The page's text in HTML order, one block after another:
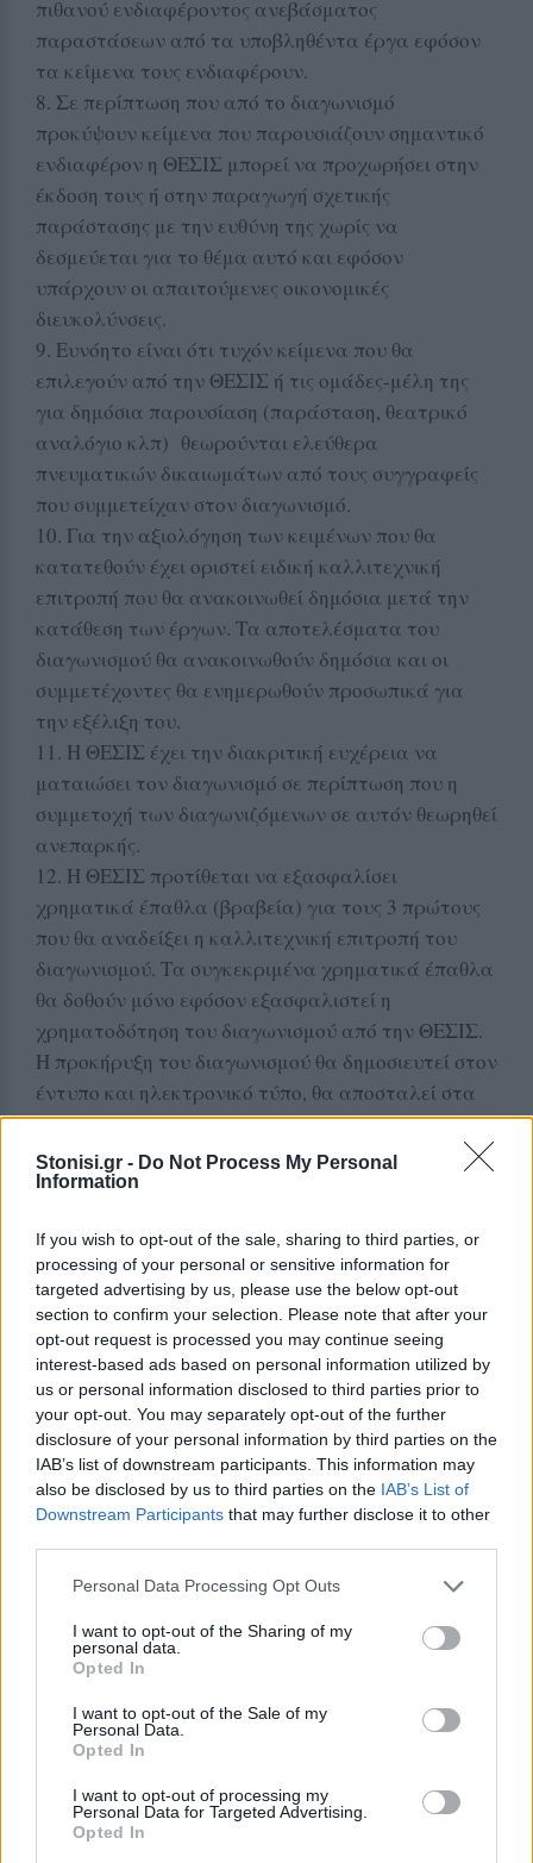
Stonisi.gr - Do Not Process My Personal
Information
If you wish to opt-out of the sale, sharing to third parties, or
processing of your personal or sensitive information for
targeted advertising by us, please use the below opt-out
section to confirm your selection. Please note that after your
opt-out request is processed you may continue seeing
interest-based ads based on personal information utilized by
us or personal information disclosed to third parties prior to
your opt-out. You may separately opt-out of the further
disclosure of your personal information by third parties on the
IAB’s list of downstream participants. This information may
also be disclosed by us to third parties on the IAB’s List of
Downstream Participants that may further disclose it to other
Personal Data Processing Opt Outs
I want to opt-out of the Sharing of my
personal data.
Opted In
I want to opt-out of the Sale of my
Personal Data.
Opted In
I want to opt-out of processing my
Personal Data for Targeted Advertising.
Opted In
πιθανού ενδιαφέροντος ανεβάσματος
παραστάσεων από τα υποβληθέντα έργα εφόσον
τα κείμενα τους ενδιαφέρουν.
8. Σε περίπτωση που από το διαγωνισμό
προκύψουν κείμενα που παρουσιάζουν σημαντικό
ενδιαφέρον η ΘΕΣΙΣ μπορεί να προχωρήσει στην
έκδοση τους ή στην παραγωγή σχετικής
παράστασης με την ευθύνη της χωρίς να
δεσμεύεται για το θέμα αυτό και εφόσον
υπάρχουν οι απαιτούμενες οικονομικές
διευκολύνσεις.
9. Ευνόητο είναι ότι τυχόν κείμενα που θα
επιλεγούν από την ΘΕΣΙΣ ή τις ομάδες-μέλη της
για δημόσια παρουσίαση (παράσταση, θεατρικό
αναλόγιο κλπ) θεωρούνται ελεύθερα
πνευματικών δικαιωμάτων από τους συγγραφείς
που συμμετείχαν στον διαγωνισμό.
10. Για την αξιολόγηση των κειμένων που θα
κατατεθούν έχει οριστεί ειδική καλλιτεχνική
επιτροπή που θα ανακοινωθεί δημόσια μετά την
κατάθεση των έργων. Τα αποτελέσματα του
διαγωνισμού θα ανακοινωθούν δημόσια και οι
συμμετέχοντες θα ενημερωθούν προσωπικά για
την εξέλιξη του.
11. Η ΘΕΣΙΣ έχει την διακριτική ευχέρεια να
ματαιώσει τον διαγωνισμό σε περίπτωση που η
συμμετοχή των διαγωνιζόμενων σε αυτόν θεωρηθεί
ανεπαρκής.
12. Η ΘΕΣΙΣ προτίθεται να εξασφαλίσει
χρηματικά έπαθλα (βραβεία) για τους 3 πρώτους
που θα αναδείξει η καλλιτεχνική επιτροπή του
διαγωνισμού. Τα συγκεκριμένα χρηματικά έπαθλα
θα δοθούν μόνο εφόσον εξασφαλιστεί η
χρηματοδότηση του διαγωνισμού από την ΘΕΣΙΣ.
Η προκήρυξη του διαγωνισμού θα δημοσιευτεί στον
έντυπο και ηλεκτρονικό τύπο, θα αποσταλεί στα
μέσα μαζικής ενημέρωσης και θα γνωστοποιηθεί
στα μέσα κοινωνικής δικτύωσης και σε όλες τις
ομάδες-μέλη της ΘΕΣΙΣ.
μπορούν να απευθύνονται στην πρόεδρο του ΔΣ
της ΘΕΣΙΣ Βασιλική Χοχλάκα, Τ. 6937474286
Δείτε περισσότερα άρθρα μας στα αποτελέσματα
αναζήτησης
Add stonisi.gr on Google ↗
ΣΤΗΝ ΙΔΙΑ ΚΑΤΗΓΟΡΙΑ
ΔΡΑΣΕΙΣ
Κάλεσμα για συγκέντρωση υπέρ
της Παλαιστίνης από
ανειδίκευτους γιατρούς της
Λέσβου
7.30 το απόγευμα, έξω από το
κεντρικό κτήριο της Περιφέρειας
Βορείου Αιγαίου στη Μυτιλήνη η
κινητοποίηση
ΔΡΑΣΕΙΣ
Ρούχα και τρόφιμα για τους